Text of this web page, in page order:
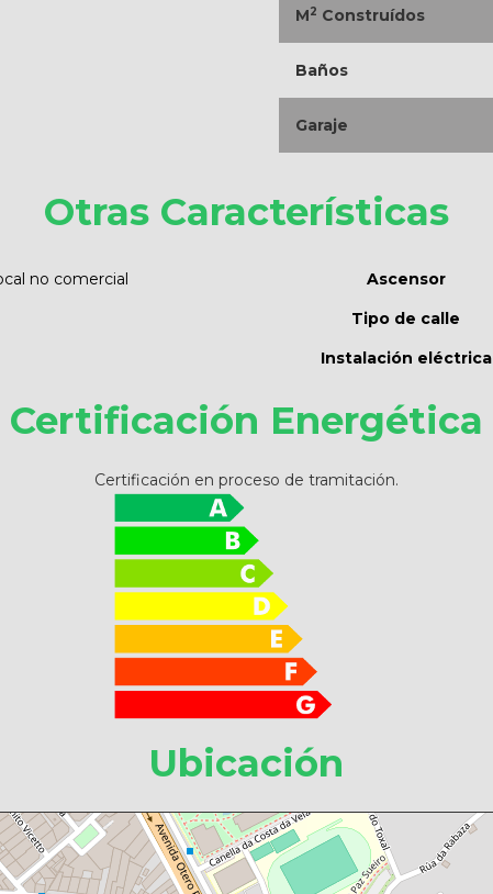
M2 Construídos
Baños
Garaje
Otras Características
no comercial
Ascensor
Tipo de calle
Instalación eléctrica
Certificación Energética
Certificación en proceso de tramitación.
Ubicación